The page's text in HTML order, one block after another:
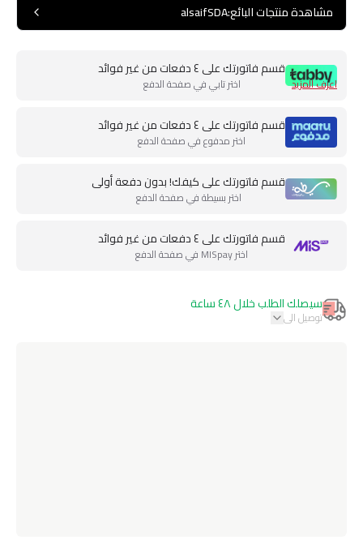
مشاهدة منتجات البائع:
alsaifSDA
قسم فاتورتك على ٤ دفعات من غير فوائد
اختر تابي في صفحة الدفع اعرف المزيد
قسم فاتورتك على ٤ دفعات من غير فوائد
اختر مدفوع في صفحة الدفع
قسم فاتورتك على كيفك! بدون دفعة أولى
اختر بسيطة في صفحة الدفع
قسم فاتورتك على ٤ دفعات من غير فوائد
اختر MISpay في صفحة الدفع
سيصلك الطلب خلال ٤٨ ساعة
توصيل الى